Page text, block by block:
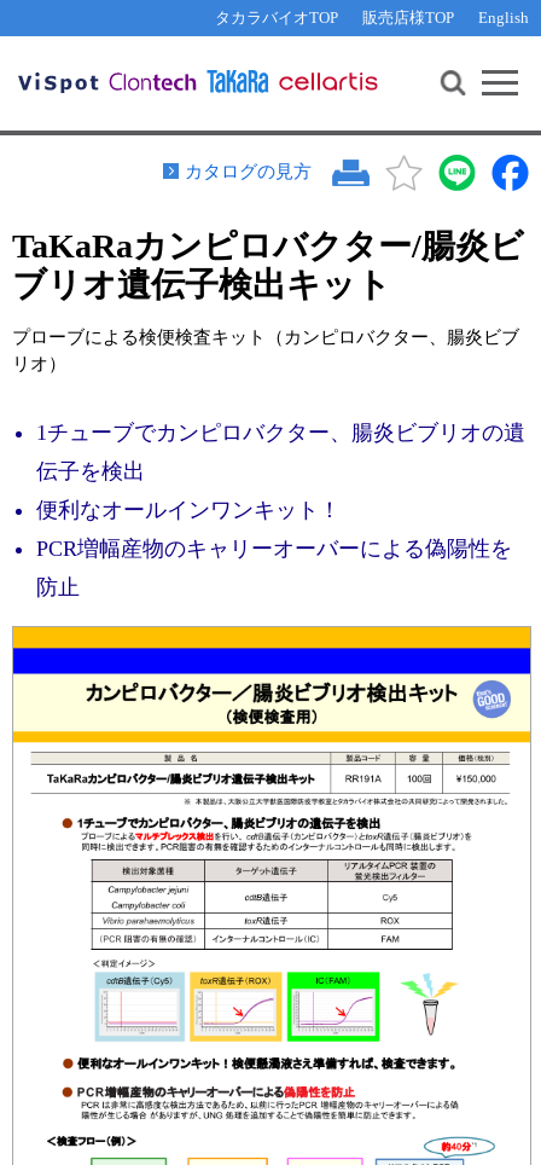
タカラバイオTOP 販売店様TOP English
機能解析・サイレンシング
PCR・等温増幅
リアルタイムPCR（qPCR）
装置・ソフトウェア
その他 ライセンスに関するご相談
遺伝子組換え生物該当製品
研究支援ツール
Cut-Site Navigator 制限酵素切断サイトの検索
In-Fusion Cloning プライマー設計
抗体検索サイト
リアルタイムPCR（インターカレーター法）
リアルタイムPCR
機器ソフトウェア・ベクター配列ダウンロード
ラーニングセンター
実験ガイド
リアルタイムPCR実験ガイド
遺伝子検査ガイド（食品・水質・家畜他）
NGSポータルサイト
幹細胞・再生医療研究ガイド
クローニング実験ガイド
細胞選択ガイド
エピジェネティクス実験ガイド
RNAi実験ガイド
アプリケーションノート
プロトコール集
ユーザーズボイス集
お問い合わせ WEB会員登録
カタログの見方
TaKaRaカンピロバクター/腸炎ビ
ブリオ遺伝子検出キット
プローブによる検便検査キット（カンピロバクター、腸炎ビブ
リオ）
1チューブでカンピロバクター、腸炎ビブリオの遺
伝子を検出
便利なオールインワンキット！
PCR増幅産物のキャリーオーバーによる偽陽性を
防止